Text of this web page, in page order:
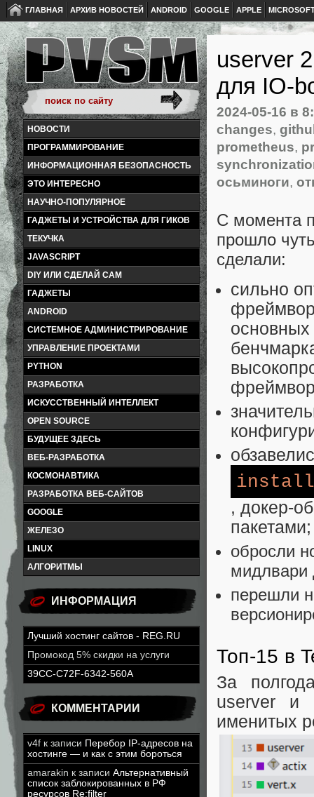
ГЛАВНАЯ АРХИВ НОВОСТЕЙ ANDROID GOOGLE APPLE
НОВОСТИ
ПРОГРАММИРОВАНИЕ
ИНФОРМАЦИОННАЯ БЕЗОПАСНОСТЬ
ЭТО ИНТЕРЕСНО
НАУЧНО-ПОПУЛЯРНОЕ
ГАДЖЕТЫ И УСТРОЙСТВА ДЛЯ ГИКОВ
ТЕКУЧКА
JAVASCRIPT
DIY ИЛИ СДЕЛАЙ САМ
ГАДЖЕТЫ
ANDROID
СИСТЕМНОЕ АДМИНИСТРИРОВАНИЕ
УПРАВЛЕНИЕ ПРОЕКТАМИ
PYTHON
РАЗРАБОТКА
ИСКУССТВЕННЫЙ ИНТЕЛЛЕКТ
OPEN SOURCE
БУДУЩЕЕ ЗДЕСЬ
ВЕБ-РАЗРАБОТКА
КОСМОНАВТИКА
РАЗРАБОТКА ВЕБ-САЙТОВ
GOOGLE
ЖЕЛЕЗО
LINUX
АЛГОРИТМЫ
ИНФОРМАЦИЯ
Лучший хостинг сайтов - REG.RU
Промокод 5% скидки на услуги
39CC-C72F-6342-560A
КОММЕНТАРИИ
v4f к записи Перебор IP-адресов на
хостинге — и как с этим бороться
amarakin к записи Альтернативный
список заблокированных в РФ
ресурсов Re:filter
userver
для IO-
2024-05-16 в
changes,
prometheus,
осьминоги,
С момента
прошло
сделали:
сильно
основных
, докер-
пакетами;
обросли
мидлвари
перешли
Топ-15 в
За
userver и
именитых